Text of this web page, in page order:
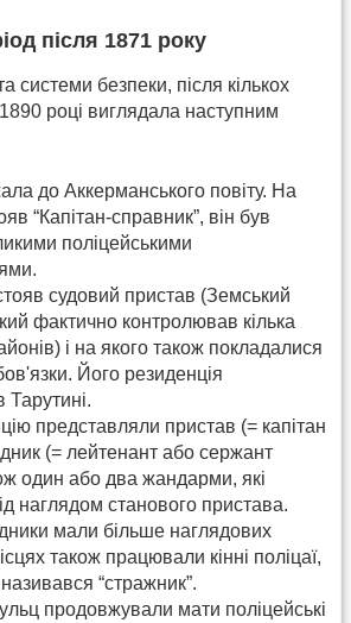
після 1871 року
системи безпеки, після кількох
році виглядала наступним
до Аккерманського повіту. На
“Капітан-справник”, він був
поліцейськими
судовий пристав (Земський
фактично контролював кілька
і на якого також покладалися
Його резиденція
Тарутині.
представляли пристав (= капітан
(= лейтенант або сержант
один або два жандарми, які
наглядом станового пристава.
мали більше наглядових
також працювали кінні поліцаї,
“стражник”.
продовжували мати поліцейські